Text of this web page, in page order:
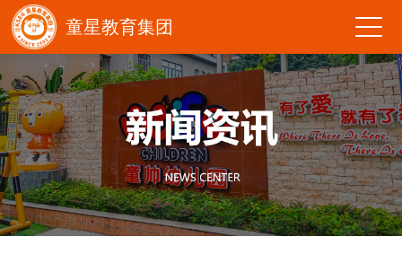
童星教育集团